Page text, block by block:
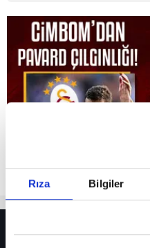
Rıza Bilgiler
Reddet